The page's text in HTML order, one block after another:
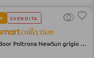
SVENDITA
Outdoor Poltrona NewSun grigio nero acciaio in tessuto